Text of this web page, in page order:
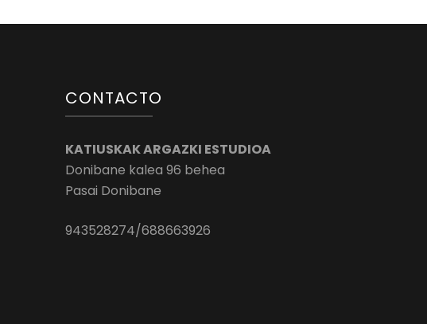
CONTACTO
KATIUSKAK ARGAZKI ESTUDIOA
Donibane kalea 96 behea
Pasai Donibane
943528274/688663926